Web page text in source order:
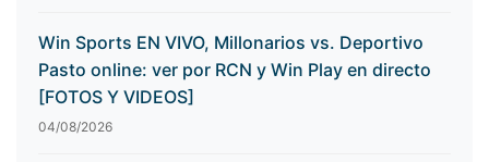
Win Sports EN VIVO, Millonarios vs. Deportivo
Pasto online: ver por RCN y Win Play en directo
[FOTOS Y VIDEOS]
04/08/2026